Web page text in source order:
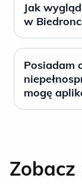
Jak
w
Posiadam
mogę